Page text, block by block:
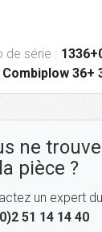
de série :
Combiplow 36+
ne
pièce ?
un expert
51 14 14 40